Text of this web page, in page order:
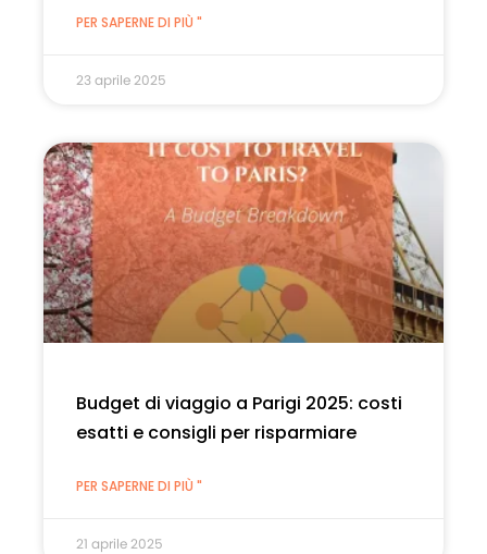
PER SAPERNE DI PIÙ "
23 aprile 2025
Budget di viaggio a Parigi 2025: costi
esatti e consigli per risparmiare
PER SAPERNE DI PIÙ "
21 aprile 2025